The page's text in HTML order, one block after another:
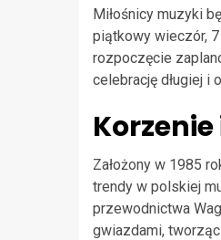
Miłośnicy muzyki
piątkowy wieczór,
rozpoczęcie
celebrację długiej i
Korzenie
Założony w 1985
trendy w polskiej
przewodnictwa
gwiazdami,